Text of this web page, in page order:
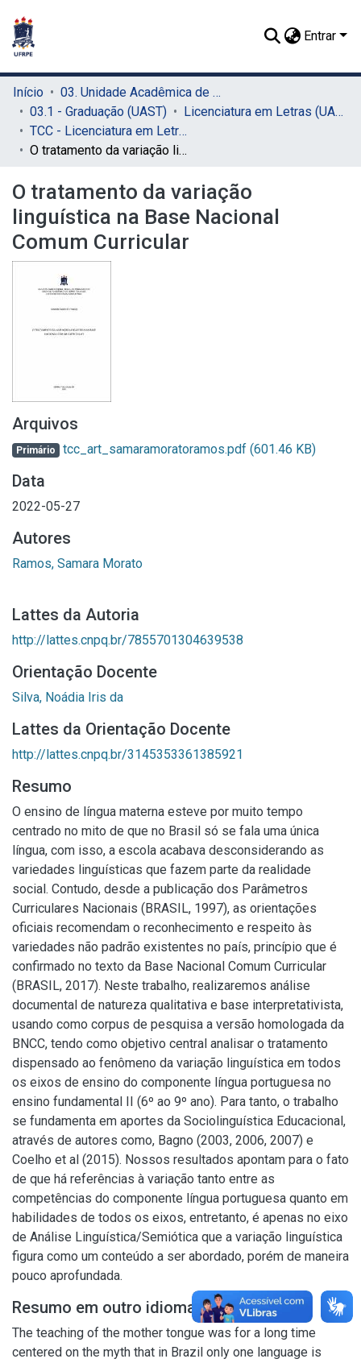
Entrar
Início
03. Unidade Acadêmica de Serra Talhada (UAST)
03.1 - Graduação (UAST)
Licenciatura em Letras (UAST)
TCC - Licenciatura em Letras (UAST)
O tratamento da variação linguística na Base Nacional Comum Curricular
O tratamento da variação
linguística na Base Nacional
Comum Curricular
Arquivos
Primário tcc_art_samaramoratoramos.pdf (601.46 KB)
Data
2022-05-27
Autores
Ramos, Samara Morato
Lattes da Autoria
http://lattes.cnpq.br/7855701304639538
Orientação Docente
Silva, Noádia Iris da
Lattes da Orientação Docente
http://lattes.cnpq.br/3145353361385921
Resumo
O ensino de língua materna esteve por muito tempo
centrado no mito de que no Brasil só se fala uma única
língua, com isso, a escola acabava desconsiderando as
variedades linguísticas que fazem parte da realidade
social. Contudo, desde a publicação dos Parâmetros
Curriculares Nacionais (BRASIL, 1997), as orientações
oficiais recomendam o reconhecimento e respeito às
variedades não padrão existentes no país, princípio que é
confirmado no texto da Base Nacional Comum Curricular
(BRASIL, 2017). Neste trabalho, realizaremos análise
documental de natureza qualitativa e base interpretativista,
usando como corpus de pesquisa a versão homologada da
BNCC, tendo como objetivo central analisar o tratamento
dispensado ao fenômeno da variação linguística em todos
os eixos de ensino do componente língua portuguesa no
ensino fundamental II (6º ao 9º ano). Para tanto, o trabalho
se fundamenta em aportes da Sociolinguística Educacional,
através de autores como, Bagno (2003, 2006, 2007) e
Coelho et al (2015). Nossos resultados apontam para o fato
de que há referências à variação tanto entre as
competências do componente língua portuguesa quanto em
habilidades de todos os eixos, entretanto, é apenas no eixo
de Análise Linguística/Semiótica que a variação linguística
figura como um conteúdo a ser abordado, porém de maneira
pouco aprofundada.
Resumo em outro idioma
The teaching of the mother tongue was for a long time
centered on the myth that in Brazil only one language is